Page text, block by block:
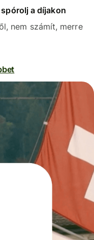
a díjakon
nem számít, merre